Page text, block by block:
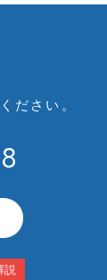
ださい。
説